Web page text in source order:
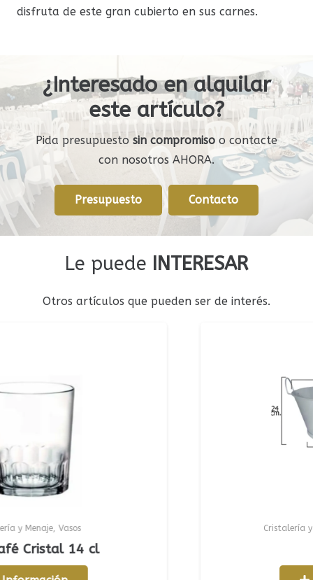
disfruta de este gran cubierto en sus carnes.
¿Interesado en alquilar
este artículo?
Pida presupuesto sin compromiso o contacte
con nosotros AHORA.
Presupuesto Contacto
Le puede INTERESAR
Otros artículos que pueden ser de interés.
,Vasos
14 cl
Cristalería y Menaje